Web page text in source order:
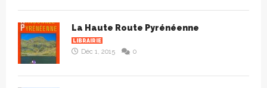
La Haute Route Pyrénéenne
LIBRAIRIE
Déc 1, 2015 0